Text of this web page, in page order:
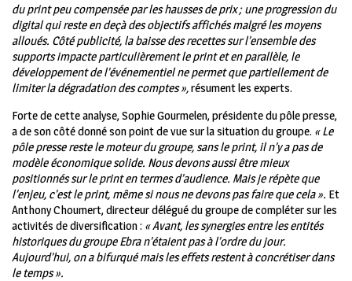
du print peu compensée par les hausses de prix ; une progression du
digital qui reste en deçà des objectifs affichés malgré les moyens
alloués. Côté publicité, la baisse des recettes sur l’ensemble des
supports impacte particulièrement le print et en parallèle, le
développement de l’événementiel ne permet que partiellement de
limiter la dégradation des comptes »,résument les experts.
Forte de cette analyse, Sophie Gourmelen, présidente du pôle presse,
a de son côté donné son point de vue sur la situation du groupe. « Le
pôle presse reste le moteur du groupe, sans le print, il n’y a pas de
modèle économique solide. Nous devons aussi être mieux
positionnés sur le print en termes d’audience. Mais je répète que
l’enjeu, c’est le print, même si nous ne devons pas faire que cela ». Et
Anthony Choumert, directeur délégué du groupe de compléter sur les
activités de diversification : « Avant, les synergies entre les entités
historiques du groupe Ebra n’étaient pas à l’ordre du jour.
Aujourd’hui, on a bifurqué mais les effets restent à concrétiser dans
le temps ».